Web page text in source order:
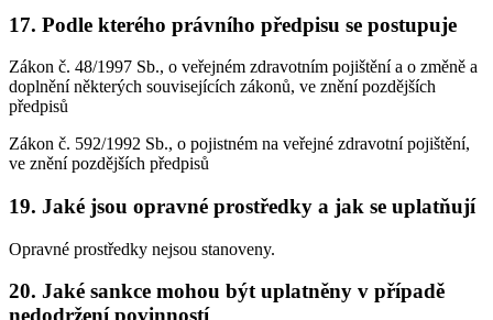
17. Podle kterého právního předpisu se postupuje
Zákon č. 48/1997 Sb., o veřejném zdravotním pojištění a o změně a
doplnění některých souvisejících zákonů, ve znění pozdějších
předpisů
Zákon č. 592/1992 Sb., o pojistném na veřejné zdravotní pojištění,
ve znění pozdějších předpisů
19. Jaké jsou opravné prostředky a jak se uplatňují
Opravné prostředky nejsou stanoveny.
20. Jaké sankce mohou být uplatněny v případě